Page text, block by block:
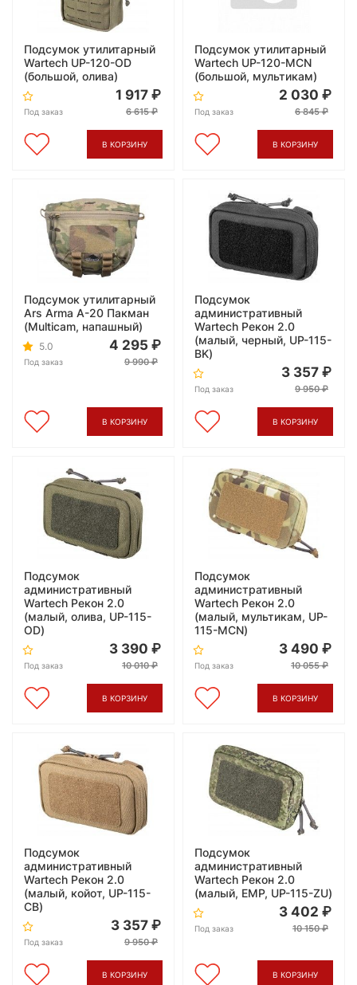
Подсумок утилитарный
Wartech UP-120-OD
(большой, олива)
Под заказ
1 917
6 615
В КОРЗИНУ
Подсумок утилитарный
Wartech UP-120-MCN
(большой, мультикам)
Под заказ
2 030
6 845
В КОРЗИНУ
Подсумок утилитарный
Ars Arma А-20 Пакман
(Multicam, напашный)
5.0
Под заказ
4 295
9 990
В КОРЗИНУ
Подсумок
административный
Wartech Рекон 2.0
(малый, черный, UP-115-
BK)
Под заказ
3 357
9 950
В КОРЗИНУ
Подсумок
административный
Wartech Рекон 2.0
(малый, олива, UP-115-
OD)
Под заказ
3 390
10 010
В КОРЗИНУ
Подсумок
административный
Wartech Рекон 2.0
(малый, мультикам, UP-
115-MCN)
Под заказ
3 490
10 055
В КОРЗИНУ
Подсумок
административный
Wartech Рекон 2.0
(малый, койот, UP-115-
CB)
Под заказ
3 357
9 950
В КОРЗИНУ
Подсумок
административный
Wartech Рекон 2.0
(малый, ЕМР, UP-115-ZU)
Под заказ
3 402
10 150
В КОРЗИНУ